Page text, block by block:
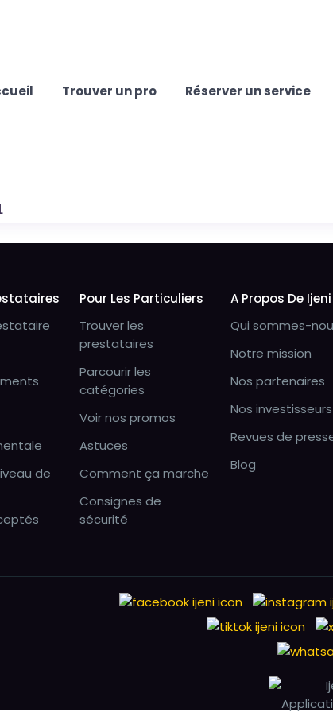
Trouver un pro Réserver un service
de
Pour Les Particuliers
Trouver les
prestataires
Parcourir les
catégories
Voir nos promos
Astuces
Comment ça marche
Consignes de
sécurité
A Propos De Ijeni
Qui sommes-
Notre mission
Nos partenaires
Nos investisseurs
Revues de
Blog